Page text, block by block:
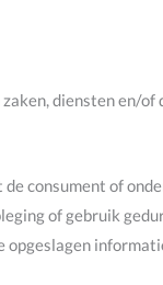
diensten en/of
consument of
of gebruik
opgeslagen